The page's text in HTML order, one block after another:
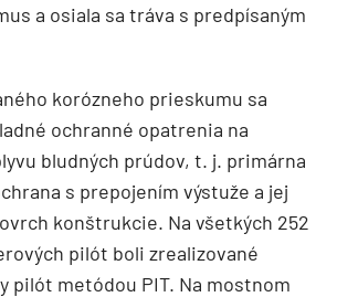
a osiala sa tráva s predpísaným
korózneho prieskumu sa
ochranné opatrenia na
bludných prúdov, t. j. primárna
s prepojením výstuže a jej
konštrukcie. Na všetkých 252
pilót boli zrealizované
pilót metódou PIT. Na mostnom